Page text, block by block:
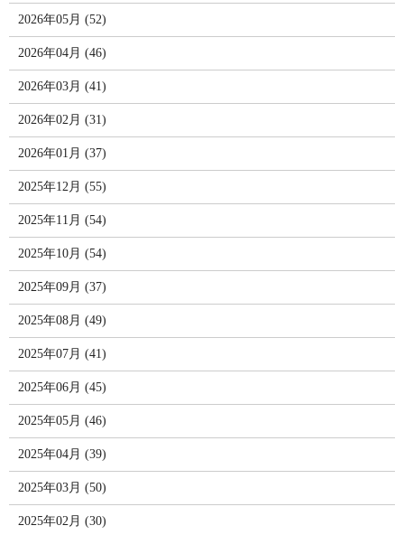
2026年05月 (52)
2026年04月 (46)
2026年03月 (41)
2026年02月 (31)
2026年01月 (37)
2025年12月 (55)
2025年11月 (54)
2025年10月 (54)
2025年09月 (37)
2025年08月 (49)
2025年07月 (41)
2025年06月 (45)
2025年05月 (46)
2025年04月 (39)
2025年03月 (50)
2025年02月 (30)